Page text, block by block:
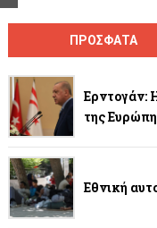
ΠΡΟΣΦΑΤΑ
Ερντογάν:
της
Εθνική